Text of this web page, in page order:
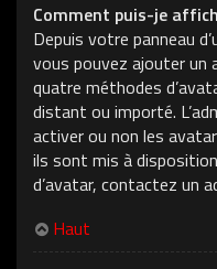
Comment puis-je
Depuis votre panneau
vous pouvez ajouter un
quatre méthodes
distant ou importé.
activer ou non les
ils sont mis à
d’avatar, contactez un
Haut